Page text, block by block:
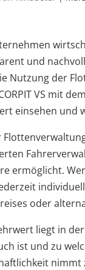
und
Nutzung der
VS mit
einsehen und
ermöglicht.
oder
liegt in
ist und zu
nimmt